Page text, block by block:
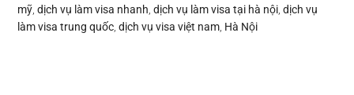
mỹ ,dịch vụ làm visa nhanh ,dịch vụ làm visa tại hà nội ,dịch vụ
làm visa trung quốc ,dịch vụ visa việt nam Hà Nội